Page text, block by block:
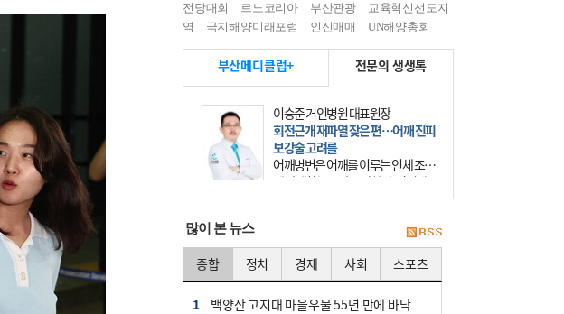
전당대회
르노코리아 부산관광
교육혁신선도지
역
극지해양미래포럼 인신매매 UN해양총회
부산메디클럽+ 전문의 생생톡
이승준 거인병원 대표원장
회전근개 재파열 잦은 편…어깨 진피
보강술 고려를
어깨병변은 어깨를 이루는 인체 조직
에 발생하는 손상을 말한다. 여기에
는 오십견과 회전근개 증후군, 어깨
많이 본 뉴스
종합 정치 경제 사회 스포츠
1
백양산 고지대 마을우물 55년 만에 바닥